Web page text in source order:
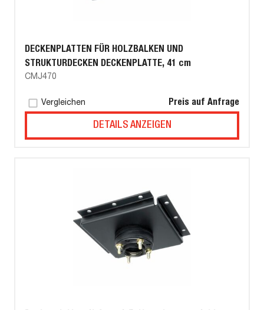
DECKENPLATTEN FÜR HOLZBALKEN UND
STRUKTURDECKEN DECKENPLATTE, 41 cm
CMJ470
Vergleichen Preis auf Anfrage
DETAILS ANZEIGEN